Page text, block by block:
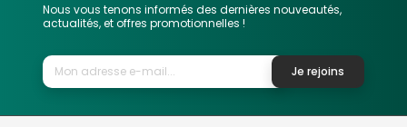
Nous vous tenons informés des dernières nouveautés,
actualités, et offres promotionnelles !
Je rejoins